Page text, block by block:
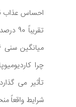
احساس عذاب
چرا
تأثیر می
شرایط واقعاً